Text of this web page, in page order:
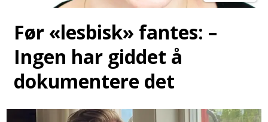
Før «lesbisk» fantes: –
Ingen har giddet å
dokumentere det